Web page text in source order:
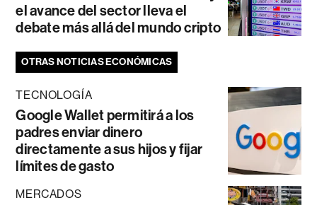
el avance del sector lleva el
debate más allá del mundo cripto
OTRAS NOTICIAS ECONÓMICAS
TECNOLOGÍA
Google Wallet permitirá a los
padres enviar dinero
directamente a sus hijos y fijar
límites de gasto
MERCADOS